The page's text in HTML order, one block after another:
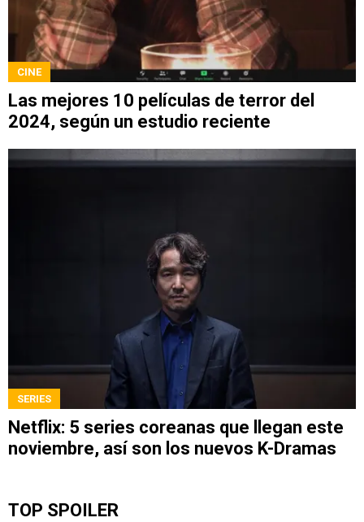
CINE
Las mejores 10 películas de terror del
2024, según un estudio reciente
SERIES
Netflix: 5 series coreanas que llegan este
noviembre, así son los nuevos K-Dramas
TOP SPOILER